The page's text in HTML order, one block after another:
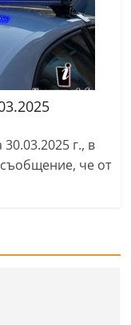
г., в
че от